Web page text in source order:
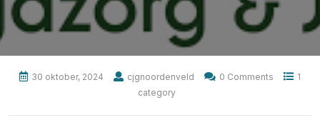
30 oktober, 2024 cjgnoordenveld 0 Comments
1
category